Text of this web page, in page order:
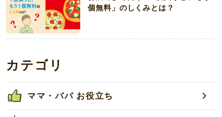
個無料」のしくみとは？
カテゴリ
ママ・パパ お役立ち